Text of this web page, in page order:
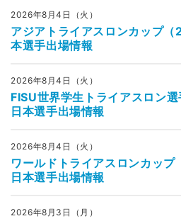
2026年8月4日（火）
アジアトライアスロンカップ
本選手出場情報
2026年8月4日（火）
FISU世界学生トライアスロン
日本選手出場情報
2026年8月4日（火）
ワールドトライアスロンカッ
日本選手出場情報
2026年8月3日（月）